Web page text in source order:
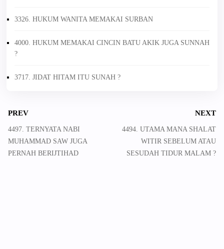
3326. HUKUM WANITA MEMAKAI SURBAN
4000. HUKUM MEMAKAI CINCIN BATU AKIK JUGA SUNNAH
?
3717. JIDAT HITAM ITU SUNAH ?
PREV
4497. TERNYATA NABI
MUHAMMAD SAW JUGA
PERNAH BERIJTIHAD
NEXT
4494. UTAMA MANA SHALAT
WITIR SEBELUM ATAU
SESUDAH TIDUR MALAM ?